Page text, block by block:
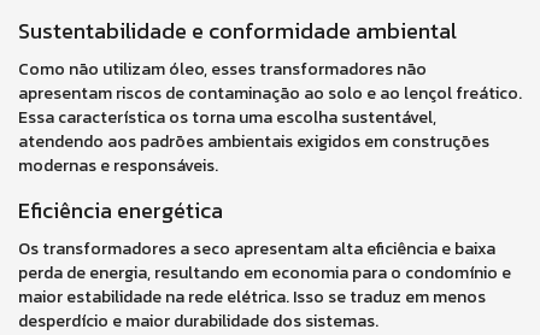
Sustentabilidade e conformidade ambiental
Como não utilizam óleo, esses transformadores não
apresentam riscos de contaminação ao solo e ao lençol freático.
Essa característica os torna uma escolha sustentável,
atendendo aos padrões ambientais exigidos em construções
modernas e responsáveis.
Eficiência energética
Os transformadores a seco apresentam alta eficiência e baixa
perda de energia, resultando em economia para o condomínio e
maior estabilidade na rede elétrica. Isso se traduz em menos
desperdício e maior durabilidade dos sistemas.